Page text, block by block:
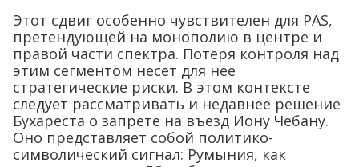
Этот сдвиг особенно чувствителен для PAS,
претендующей на монополию в центре и
правой части спектра. Потеря контроля над
этим сегментом несет для нее
стратегические риски. В этом контексте
следует рассматривать и недавнее решение
Бухареста о запрете на въезд Иону Чебану.
Оно представляет собой политико-
символический сигнал: Румыния, как